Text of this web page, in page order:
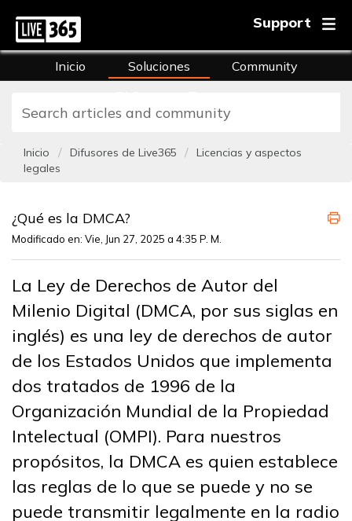
Support
Inicio Soluciones
Community
Inicio Difusores de Live365
Licencias y aspectos
legales
¿Qué es la DMCA?
Modificado en: Vie, Jun 27, 2025 a 4:35 P. M.
La Ley de Derechos de Autor del
Milenio Digital (DMCA, por sus siglas en
inglés) es una ley de derechos de autor
de los Estados Unidos que implementa
dos tratados de 1996 de la
Organización Mundial de la Propiedad
Intelectual (OMPI). Para nuestros
propósitos, la DMCA es quien establece
las reglas de lo que se puede y no se
puede transmitir legalmente en la radio